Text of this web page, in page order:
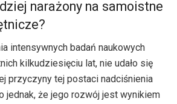
narażony na samoistne
intensywnych badań naukowych
kilkudziesięciu lat, nie udało się
przyczyny tej postaci nadciśnienia
jednak, że jego rozwój jest wynikiem